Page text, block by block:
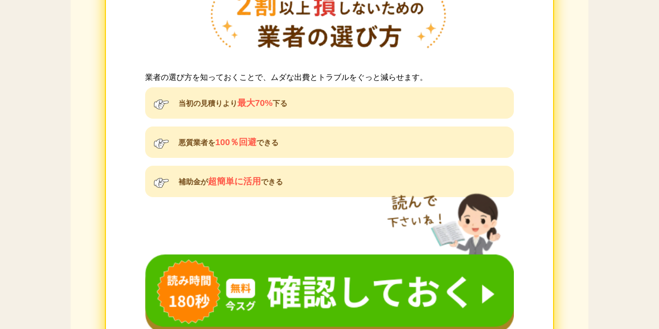
業者の選び方を知っておくことで、ムダな出費とトラブルをぐっと減らせます。
当初の見積りより最大70%下る
悪質業者を100％回避できる
補助金が超簡単に活用できる